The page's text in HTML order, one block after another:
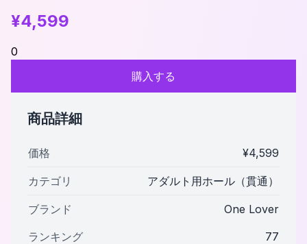
¥4,599
0
購入する
商品詳細
価格 ¥4,599
カテゴリ アダルト用ホール（貫通）
ブランド
One Lover
ランキング
77